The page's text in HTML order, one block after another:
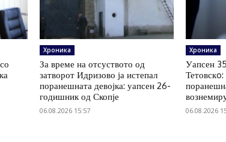
Хроника
За време на отсуството од
затворот Идризово ја истепал
поранешната девојка: уапсен 26-
годишник од Скопје
06.08.2026 15:57
Хроника
Уапсен
Тетовскo:
06.08.2026